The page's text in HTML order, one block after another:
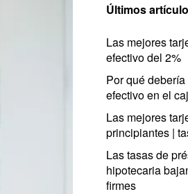
Últimos
Las mejores
efectivo del 2%
Por qué
efectivo en el
Las mejores
principiantes |
Las tasas de
hipotecaria
firmes